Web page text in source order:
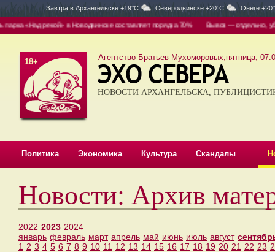
Завтра в Архангельске +19°C Северодвинске +20°C Онеге
в Новодвинске составляет порядка 70% Вывоз — отдельно, уборка —
18+ Агентство Братьев Мухоморовых,пятница,
НОВОСТИ АРХАНГЕЛЬСКА,
Политика Экономика Культура Скандалы
Новости: Архив
2022 2023 2024
январь февраль март апрель май июнь июль август
1 2 3 4 5 6 7 8 9 10 11 12 13 14 15 16 17 18 19 20 21 22 23